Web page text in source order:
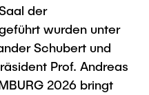
der
wurden unter
Schubert und
Prof. Andreas
2026 bringt